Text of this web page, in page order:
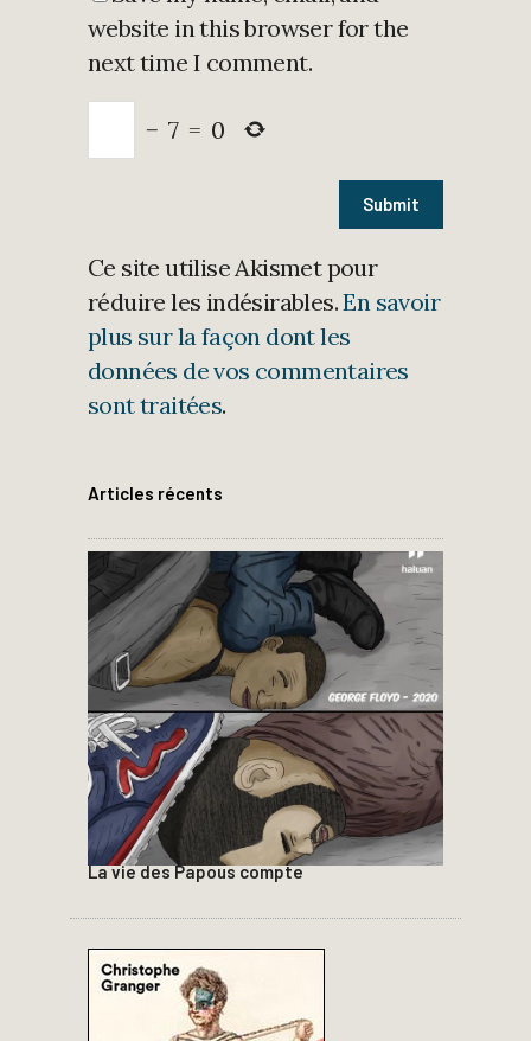
website in this browser for the
next time I comment.
− 7 = 0
Ce site utilise Akismet pour
réduire les indésirables.En savoir
plus sur la façon dont les
données de vos commentaires
sont traitées.
Articles récents
La vie des Papous compte